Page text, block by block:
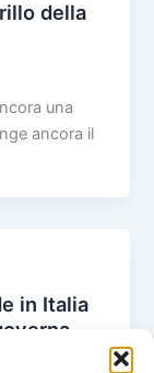
della
una
ancora il
in Italia